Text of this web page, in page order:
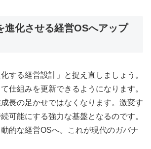
進化させる経営OSへアップ
する経営設計」と捉え直しましょう。
仕組みを更新できるようになります。
長の足かせではなくなります。激変す
可能にする強力な基盤となるのです。
的な経営OSへ。これが現代のガバナ